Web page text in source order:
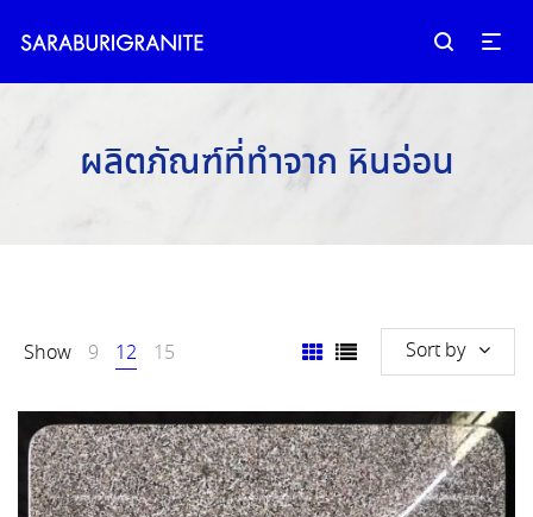
ผลิตภัณฑ์ที่ทำจาก หินอ่อน
Show 9 12 15 Sort by